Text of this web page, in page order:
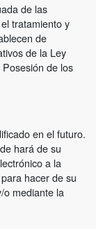
de las
tratamiento y
de
de la Ley
de los
en el futuro.
hará de su
a la
hacer de su
o mediante la